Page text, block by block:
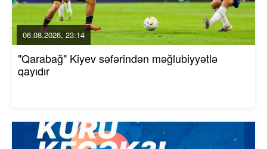
06.08.2026, 23:14
"Qarabağ" Kiyev səfərindən məğlubiyyətlə
qayıdır